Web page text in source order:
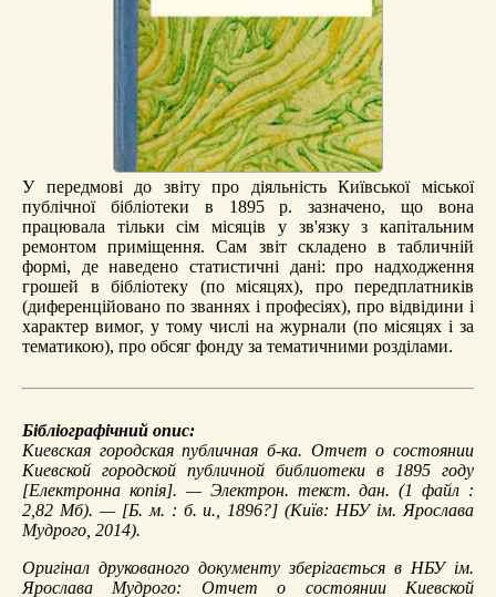
У передмові до звіту про діяльність Київської міської
публічної бібліотеки в 1895 р. зазначено, що вона
працювала тільки сім місяців у зв'язку з капітальним
ремонтом приміщення. Сам звіт складено в табличній
формі, де наведено статистичні дані: про надходження
грошей в бібліотеку (по місяцях), про передплатників
(диференційовано по званнях і професіях), про відвідини і
характер вимог, у тому числі на журнали (по місяцях і за
тематикою), про обсяг фонду за тематичними розділами.
Бібліографічний опис:
Киевская городская публичная б-ка. Отчет о состоянии
Киевской городской публичной библиотеки в 1895 году
[Електронна копія]. — Электрон. текст. дан. (1 файл :
2,82 Мб). — [Б. м. : б. и., 1896?] (Київ: НБУ ім. Ярослава
Мудрого, 2014).
Оригінал друкованого документу зберігається в НБУ ім.
Ярослава Мудрого: Отчет о состоянии Киевской